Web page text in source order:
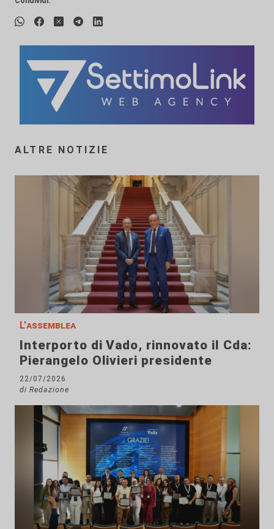
ALTRE NOTIZIE
L'assemblea
Interporto di Vado, rinnovato il Cda:
Pierangelo Olivieri presidente
22/07/2026
di Redazione